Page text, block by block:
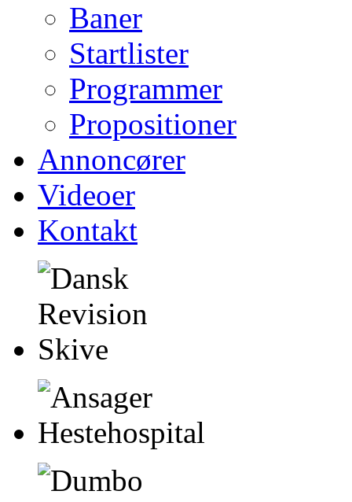
Baner
Startlister
Programmer
Propositioner
Annoncører
Videoer
Kontakt